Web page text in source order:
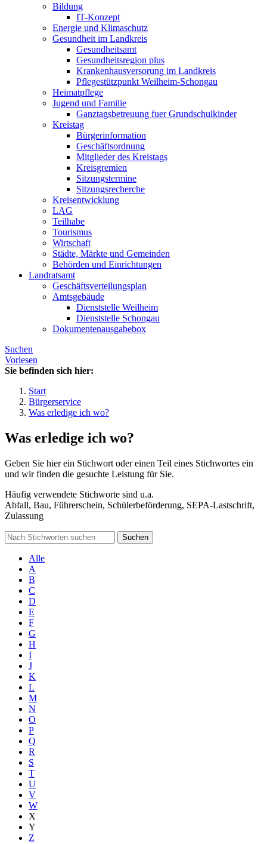
Bildung
IT-Konzept
Energie und Klimaschutz
Gesundheit im Landkreis
Gesundheitsamt
Gesundheitsregion plus
Krankenhausversorung im Landkreis
Pflegestützpunkt Weilheim-Schongau
Heimatpflege
Jugend und Familie
Ganztagsbetreuung fuer Grundschulkinder
Kreistag
Bürgerinformation
Geschäftsordnung
Mitglieder des Kreistags
Kreisgremien
Sitzungstermine
Sitzungsrecherche
Kreisentwicklung
LAG
Teilhabe
Tourismus
Wirtschaft
Städte, Märkte und Gemeinden
Behörden und Einrichtungen
Landratsamt
Geschäftsverteilungsplan
Amtsgebäude
Dienststelle Weilheim
Dienststelle Schongau
Dokumentenausgabebox
Suchen
Vorlesen
Sie befinden sich hier:
Start
Bürgerservice
Was erledige ich wo?
Was erledige ich wo?
Geben Sie hier ein Stichwort oder einen Teil eines Stichwortes ein
und wir finden die gesuchte Leistung für Sie.
Häufig verwendete Stichworte sind u.a.
Abfall, Bau, Führerschein, Schülerbeförderung, SEPA-Lastschrift,
Zulassung
Suchen
Alle
A
B
C
D
E
F
G
H
I
J
K
L
M
N
O
P
Q
R
S
T
U
V
W
X
Y
Z